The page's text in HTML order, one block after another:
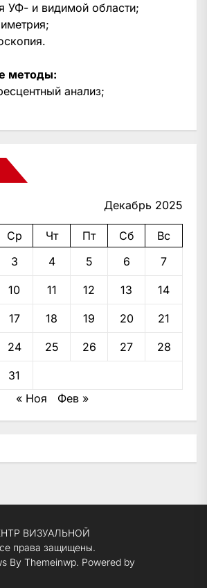
УФ- и видимой области;
методы:
анализ;
Декабрь 2025
Ср Чт Пт Сб
Вс
3 4 5 6 7
10 11 12 13 14
17 18 19 20 21
24 25 26 27 28
31
« Ноя
Фев »
ВИЗУАЛЬНОЙ
права защищены.
By Themeinwp. Powered by